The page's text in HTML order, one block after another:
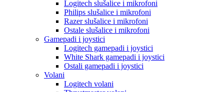
Logitech slušalice i mikrofoni
Philips slušalice i mikrofoni
Razer slušalice i mikrofoni
Ostale slušalice i mikrofoni
Gamepadi i joystici
Logitech gamepadi i joystici
White Shark gamepadi i joystici
Ostali gamepadi i joystici
Volani
Logitech volani